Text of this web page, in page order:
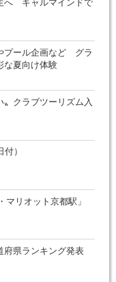
へ ギャルマインドで
プール企画など グラ
な夏向け体験
〟クラブツーリズム入
）
リオット京都駅」
府県ランキング発表